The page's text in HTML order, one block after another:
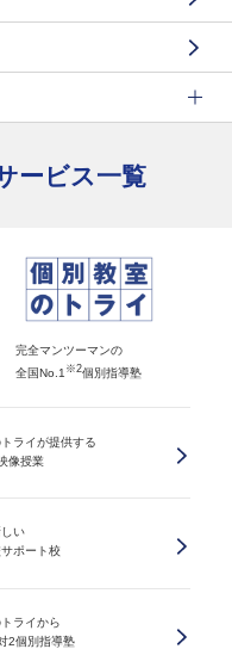
ービス一覧
完全マンツーマンの
全国No.1 ※2個別指導塾
ライが提供する
像授業
しい
ポート校
ライから
2個別指導塾